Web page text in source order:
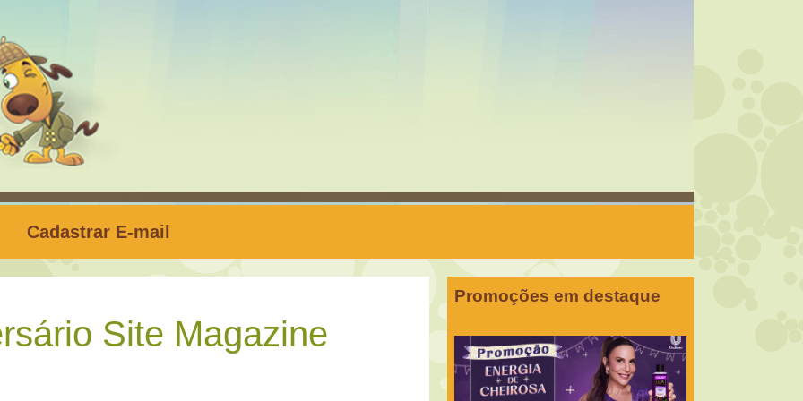
Cadastrar E-mail
Site Magazine
Promoções em destaque